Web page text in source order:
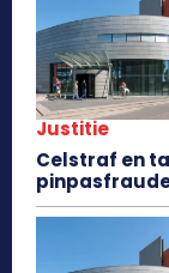
Justitie
Celstraf en